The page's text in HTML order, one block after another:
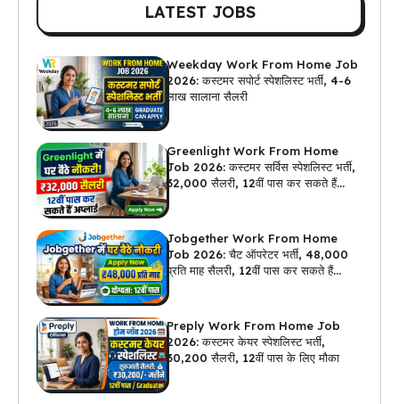
LATEST JOBS
Weekday Work From Home Job
2026: कस्टमर सपोर्ट स्पेशलिस्ट भर्ती, 4-6
लाख सालाना सैलरी
Greenlight Work From Home
Job 2026: कस्टमर सर्विस स्पेशलिस्ट भर्ती,
₹32,000 सैलरी, 12वीं पास कर सकते हैं
Jobgether Work From Home
Job 2026: चैट ऑपरेटर भर्ती, ₹48,000
प्रति माह सैलरी, 12वीं पास कर सकते हैं
Preply Work From Home Job
2026: कस्टमर केयर स्पेशलिस्ट भर्ती,
₹30,200 सैलरी, 12वीं पास के लिए मौका